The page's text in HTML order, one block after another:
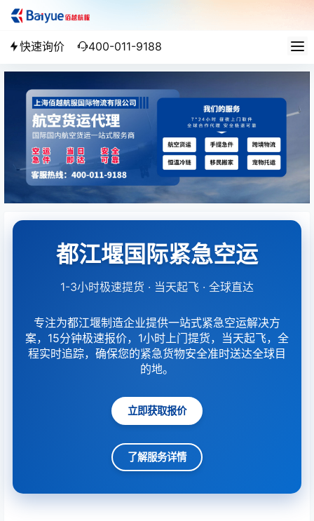
快速询价 400-011-9188
都江堰国际紧急空运
1-3小时极速提货 · 当天起飞 · 全球直达
专注为都江堰制造企业提供一站式紧急空运解决方
案，15分钟极速报价，1小时上门提货，当天起飞，全
程实时追踪，确保您的紧急货物安全准时送达全球目
的地。
立即获取报价
了解服务详情